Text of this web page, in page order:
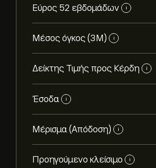
Εύρος 52 εβδομάδων i
Μέσος όγκος (3Μ) i
Δείκτης Τιμής προς Κέρδη i
Έσοδα i
Μέρισμα (Απόδοση) i
Προηγούμενο κλείσιμο i